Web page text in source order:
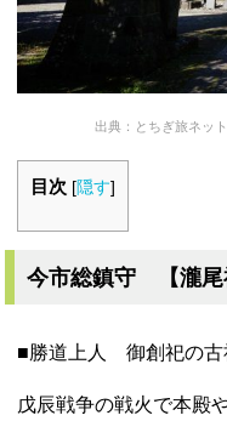
出典：とちぎ旅ネッ
目次 [隠す]
今市総鎮守 【瀧尾
■勝道上人 御創祀の古
戊辰戦争の戦火で本殿